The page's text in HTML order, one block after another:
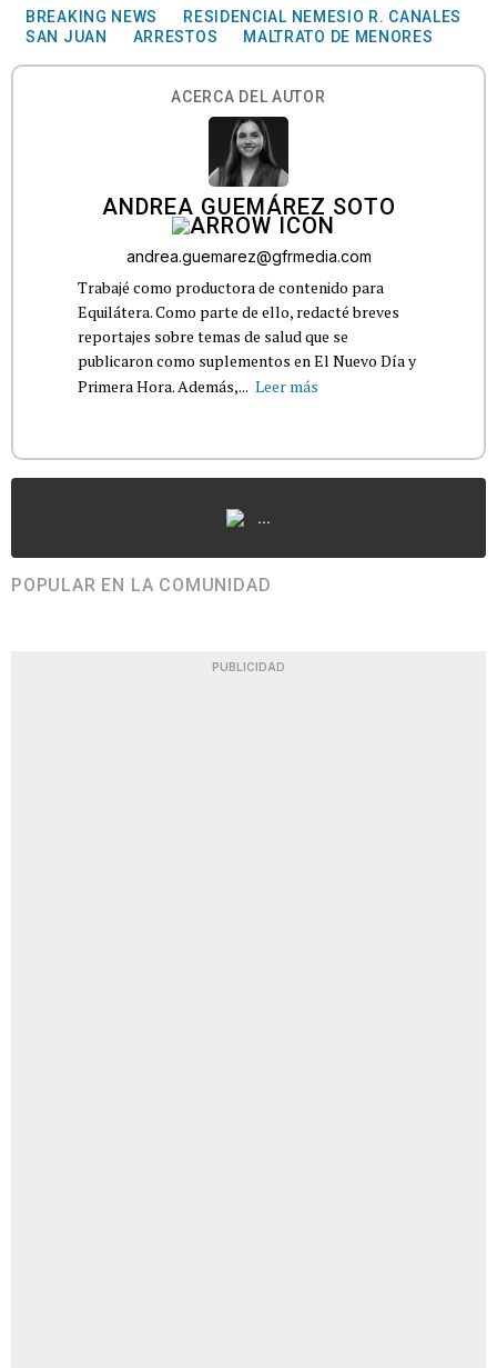
BREAKING NEWS
RESIDENCIAL NEMESIO R. CANALES
SAN JUAN
ARRESTOS MALTRATO DE MENORES
ACERCA DEL AUTOR
ANDREA GUEMÁREZ SOTO
andrea.guemarez@gfrmedia.com
Trabajé como productora de contenido para
Equilátera. Como parte de ello, redacté breves
reportajes sobre temas de salud que se
publicaron como suplementos en El Nuevo Día y
Primera Hora. Además,... Leer más
...
POPULAR EN LA COMUNIDAD
PUBLICIDAD